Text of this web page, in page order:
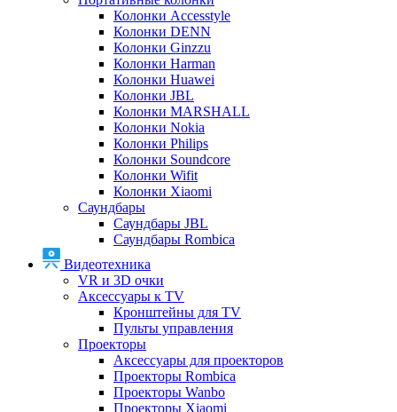
Колонки Accesstyle
Колонки DENN
Колонки Ginzzu
Колонки Harman
Колонки Huawei
Колонки JBL
Колонки MARSHALL
Колонки Nokia
Колонки Philips
Колонки Soundcore
Колонки Wifit
Колонки Xiaomi
Саундбары
Саундбары JBL
Саундбары Rombica
Видеотехника
VR и 3D очки
Аксессуары к TV
Кронштейны для TV
Пульты управления
Проекторы
Аксессуары для проекторов
Проекторы Rombica
Проекторы Wanbo
Проекторы Xiaomi